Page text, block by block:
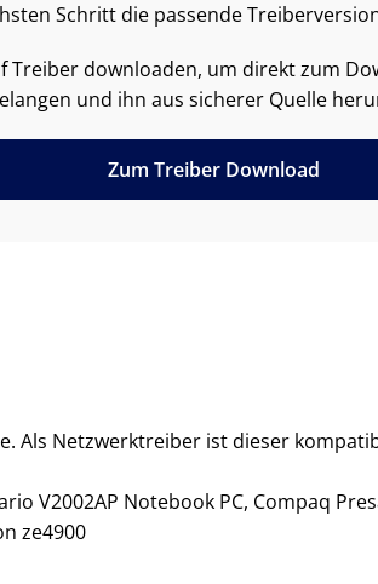
Schritt die passende
Treiber downloaden, um direkt zum
und ihn aus sicherer Quelle
Zum Treiber Download
Als Netzwerktreiber ist dieser
V2002AP Notebook PC, Compaq
ze4900